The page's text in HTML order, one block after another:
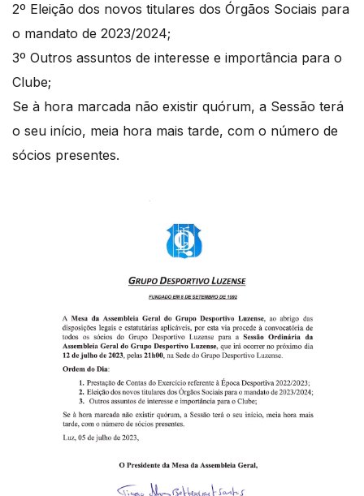
2º Eleição dos novos titulares dos Órgãos Sociais para
o mandato de 2023/2024;
3º Outros assuntos de interesse e importância para o
Clube;
Se à hora marcada não existir quórum, a Sessão terá
o seu início, meia hora mais tarde, com o número de
sócios presentes.